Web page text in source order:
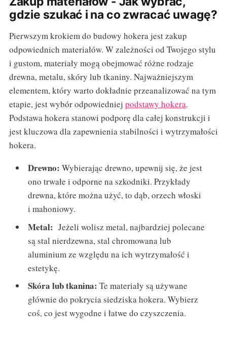
gdzie szukać i na co zwracać uwagę?
Pierwszym krokiem do budowy hokera jest zakup
odpowiednich materiałów. W zależności od Twojego stylu
i gustom, materiały mogą obejmować różne rodzaje
drewna, metalu, skóry lub tkaniny. Najważniejszym
elementem, który warto dokładnie przeanalizować na tym
etapie, jest wybór odpowiedniej podstawy hokera.
Podstawa hokera stanowi podporę dla całej konstrukcji i
jest kluczowa dla zapewnienia stabilności i wytrzymałości
hokera.
Drewno: Wybierając drewno, upewnij się, że jest
ono trwałe i odporne na szkodniki. Przykłady
drewna, które można użyć, to dąb, orzech włoski
i mahoniowy.
Metal: Jeżeli wolisz metal, najbardziej polecane
są stal nierdzewna, stal chromowana lub
aluminium ze względu na ich wytrzymałość i
estetykę.
Skóra lub tkanina: Te materiały są używane
głównie do pokrycia siedziska hokera. Wybierz
coś, co jest wygodne i łatwe do czyszczenia.